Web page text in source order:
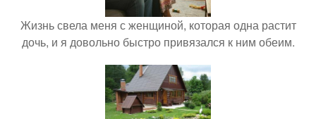
Жизнь свела меня с женщиной, которая одна растит
дочь, и я довольно быстро привязался к ним обеим.